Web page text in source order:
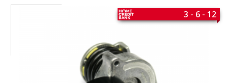
3 - 6 - 12